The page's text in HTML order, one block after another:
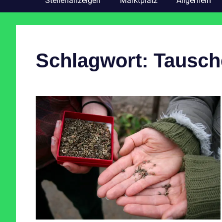
Schlagwort: